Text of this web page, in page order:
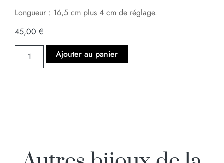
Longueur : 16,5 cm plus 4 cm de réglage.
45,00 €
Ajouter au panier